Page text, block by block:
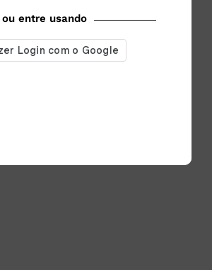
ou entre usando